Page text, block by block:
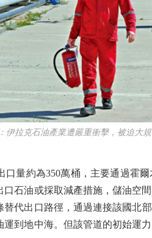
拉克石油產業遭嚴重衝擊，被迫大規
約為350萬桶，主要通過霍爾
石油或採取減產措施，儲油空
代出口路徑，通過連接該國北
到地中海。但該管道的初始運